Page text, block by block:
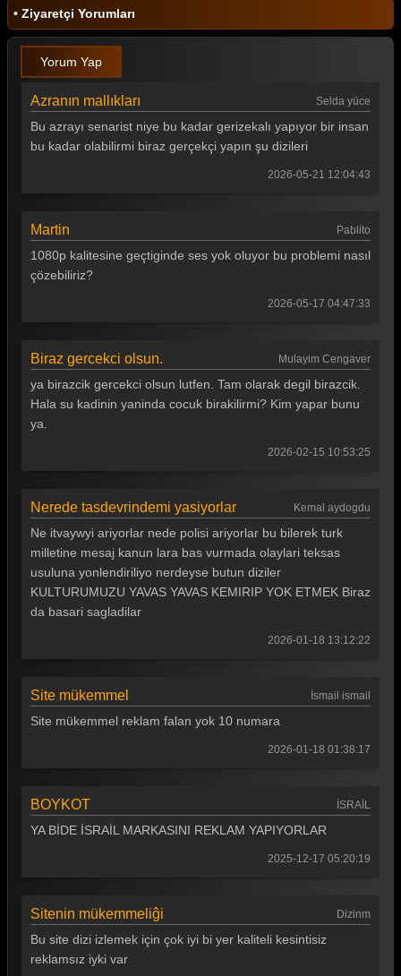
• Ziyaretçi Yorumları
Yorum Yap
Azranın mallıkları Selda yüce
Bu azrayı senarist niye bu kadar gerizekalı yapıyor bir insan
bu kadar olabilirmi biraz gerçekçi yapın şu dizileri
2026-05-21 12:04:43
Martin Pablito
1080p kalitesine geçtiginde ses yok oluyor bu problemi nasıl
çözebiliriz?
2026-05-17 04:47:33
Biraz gercekci olsun. Mulayim Cengaver
ya birazcik gercekci olsun lutfen. Tam olarak degil birazcik.
Hala su kadinin yaninda cocuk birakilirmi? Kim yapar bunu
ya.
2026-02-15 10:53:25
Nerede tasdevrindemi yasiyorlar Kemal aydogdu
Ne itvaywyi ariyorlar nede polisi ariyorlar bu bilerek turk
milletine mesaj kanun lara bas vurmada olaylari teksas
usuluna yonlendiriliyo nerdeyse butun diziler
KULTURUMUZU YAVAS YAVAS KEMIRIP YOK ETMEK Biraz
da basari sagladilar
2026-01-18 13:12:22
Site mükemmel İsmail ismail
Site mükemmel reklam falan yok 10 numara
2026-01-18 01:38:17
BOYKOT İSRAİL
YA BİDE İSRAİL MARKASINI REKLAM YAPIYORLAR
2025-12-17 05:20:19
Sitenin mükemmeliĝi Dizinm
Bu site dizi izlemek için çok iyi bi yer kaliteli kesintisiz
reklamsız iyki var